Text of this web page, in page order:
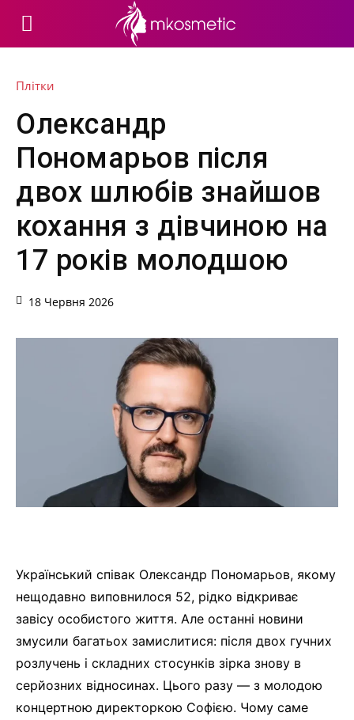
Плітки
Олександр
Пономарьов після
двох шлюбів знайшов
кохання з дівчиною на
17 років молодшою
18 Червня 2026
Український співак Олександр Пономарьов, якому
нещодавно виповнилося 52, рідко відкриває
завісу особистого життя. Але останні новини
змусили багатьох замислитися: після двох гучних
розлучень і складних стосунків зірка знову в
серйозних відносинах. Цього разу — з молодою
концертною директоркою Софією. Чому саме